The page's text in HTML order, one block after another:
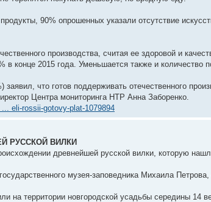
90% опрошенных указали отсутствие
производства, считая ее здоровой и
конце 2015 года. Уменьшается также и количество
что готов поддерживать отечественного
Центра мониторинга НТР Анна Заборенко.
eli-rossii-gotovy-plat-1079894
РУССКОЙ ВИЛКИ
древнейшей русской вилки, которую
музея-заповедника Михаила
на территории новгородской усадьбы середины 14